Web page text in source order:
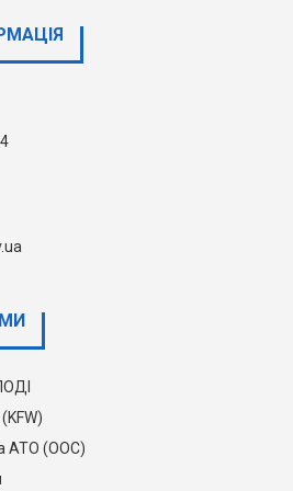
щодо змін умов
zhytla-za-
prymishchennia-dlia-
osib
АТО (ООС)